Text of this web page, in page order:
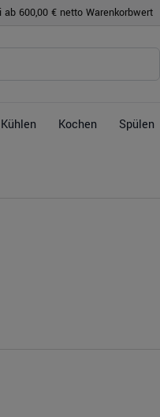
600,00 € netto Warenkorbwert
Kühlen Kochen Spülen